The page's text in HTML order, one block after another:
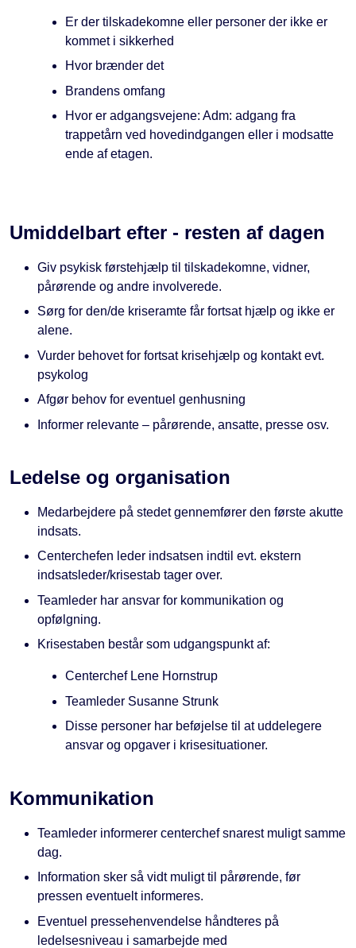
Er der tilskadekomne eller personer der ikke er
kommet i sikkerhed
Hvor brænder det
Brandens omfang
Hvor er adgangsvejene: Adm: adgang fra
trappetårn ved hovedindgangen eller i modsatte
ende af etagen.
Umiddelbart efter - resten af dagen
Giv psykisk førstehjælp til tilskadekomne, vidner,
pårørende og andre involverede.
Sørg for den/de kriseramte får fortsat hjælp og ikke er
alene.
Vurder behovet for fortsat krisehjælp og kontakt evt.
psykolog
Afgør behov for eventuel genhusning
Informer relevante – pårørende, ansatte, presse osv.
Ledelse og organisation
Medarbejdere på stedet gennemfører den første akutte
indsats.
Centerchefen leder indsatsen indtil evt. ekstern
indsatsleder/krisestab tager over.
Teamleder har ansvar for kommunikation og
opfølgning.
Krisestaben består som udgangspunkt af:
Centerchef Lene Hornstrup
Teamleder Susanne Strunk
Disse personer har beføjelse til at uddelegere
ansvar og opgaver i krisesituationer.
Kommunikation
Teamleder informerer centerchef snarest muligt samme
dag.
Information sker så vidt muligt til pårørende, før
pressen eventuelt informeres.
Eventuel pressehenvendelse håndteres på
ledelsesniveau i samarbejde med